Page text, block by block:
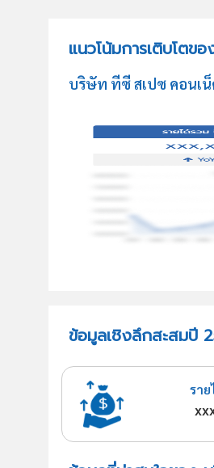
แนวโน้มการเติบโตข
บริษัท ทีซี สเปซ คอนเน็
ข้อมูลเชิงลึกสะสมปี
รา